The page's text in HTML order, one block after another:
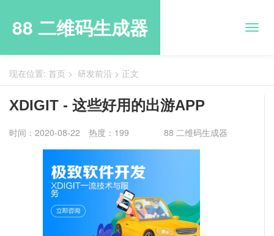
88 二维码生成器
现在位置: 首页 > 研发前沿 > 正文
XDIGIT - 这些好用的出游APP
时间：2020-08-22 88 二维码生成器
热度：199